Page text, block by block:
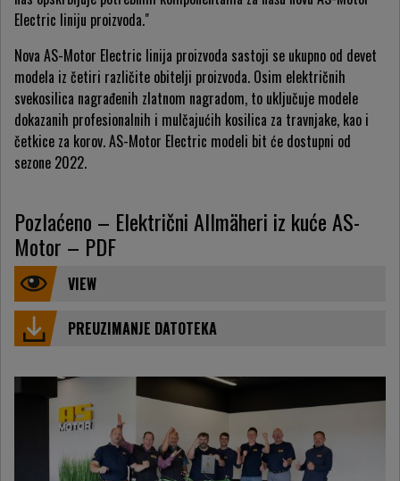
Electric liniju proizvoda."
Nova AS-Motor Electric linija proizvoda sastoji se ukupno od devet
modela iz četiri različite obitelji proizvoda. Osim električnih
svekosilica nagrađenih zlatnom nagradom, to uključuje modele
dokazanih profesionalnih i mulčajućih kosilica za travnjake, kao i
četkice za korov. AS-Motor Electric modeli bit će dostupni od
sezone 2022.
Pozlaćeno – Električni Allmäheri iz kuće AS-
Motor – PDF
VIEW
PREUZIMANJE DATOTEKA